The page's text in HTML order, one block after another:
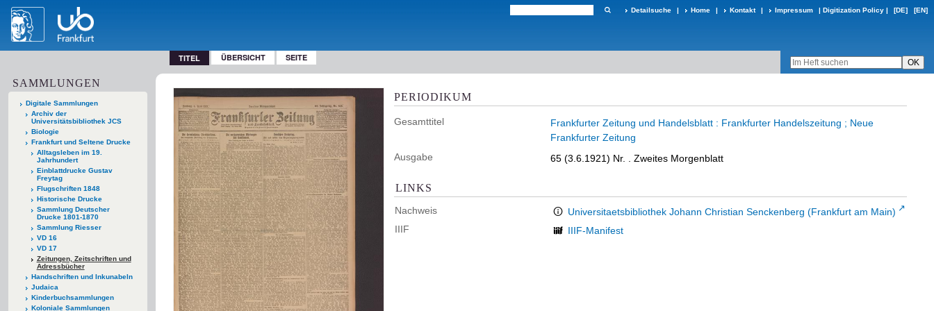
Detailsuche | Home | Kontakt | Impressum | Digitization Policy | [DE] [EN]
TITEL ÜBERSICHT SEITE
SAMMLUNGEN
Digitale Sammlungen
Archiv der
Universitätsbibliothek JCS
Biologie
Frankfurt und Seltene Drucke
Alltagsleben im 19.
Jahrhundert
Einblattdrucke Gustav
Freytag
Flugschriften 1848
Historische Drucke
Sammlung Deutscher
Drucke 1801-1870
Sammlung Riesser
VD 16
VD 17
Zeitungen, Zeitschriften und
Adressbücher
Handschriften und Inkunabeln
Judaica
Kinderbuchsammlungen
Koloniale Sammlungen
PERIODIKUM
Gesamttitel
Frankfurter Zeitung und Handelsblatt : Frankfurter Handelszeitung ; Neue
Frankfurter Zeitung
Ausgabe
65 (3.6.1921) Nr. . Zweites Morgenblatt
LINKS
Nachweis
Universitaetsbibliothek Johann Christian Senckenberg (Frankfurt am Main)
IIIF
IIIF-Manifest